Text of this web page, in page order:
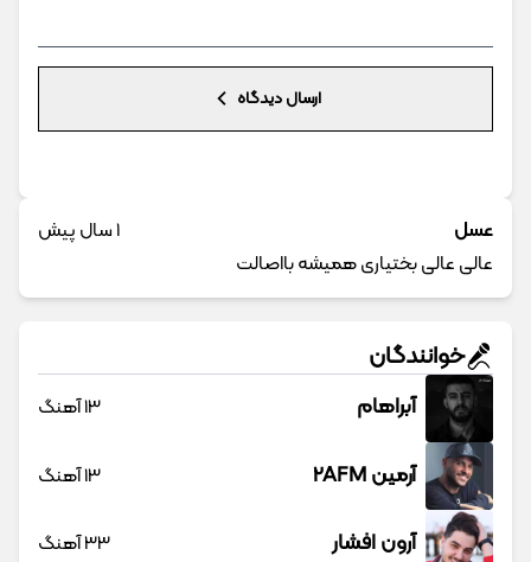
ارسال دیدگاه
عسل
1 سال پیش
عالی عالی بختیاری همیشه بااصالت
خوانندگان
آبراهام 13 آهنگ
آرمین 2AFM 13 آهنگ
آرون افشار 33 آهنگ